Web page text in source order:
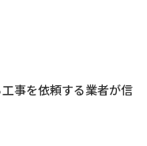
事を依頼する業者が信